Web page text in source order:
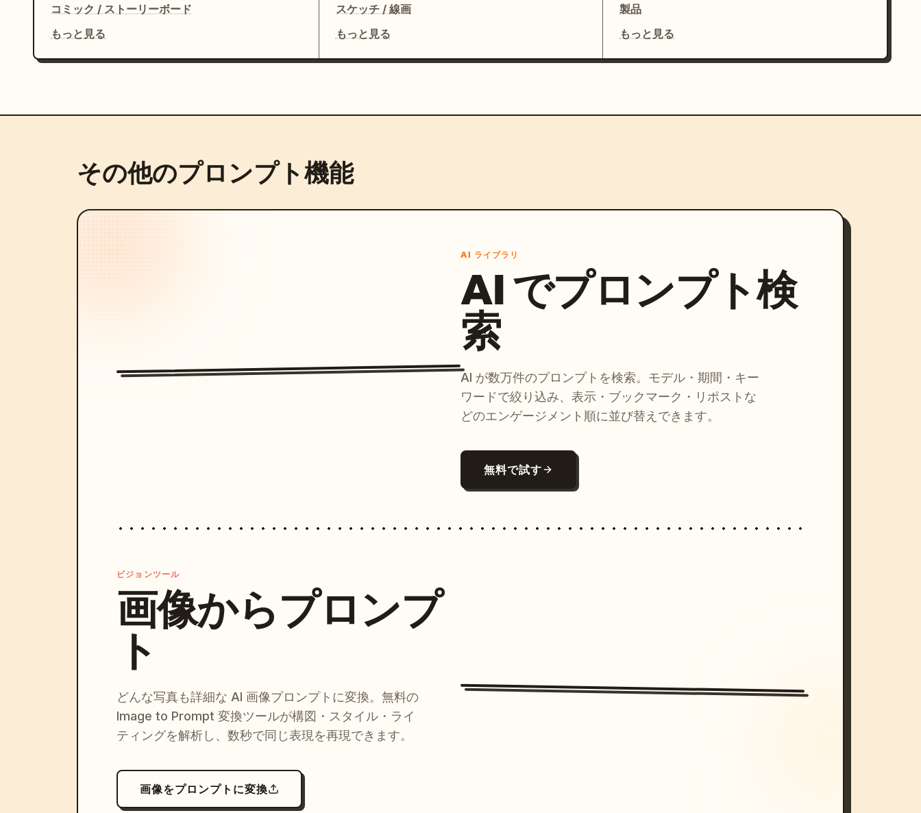
コミック / ストーリーボード
もっと見る
スケッチ / 線画
もっと見る
製品
もっと見る
その他のプロンプト機能
AI ライブラリ
AI でプロンプト検
索
AI が数万件のプロンプトを検索。モデル・期間・キー
ワードで絞り込み、表示・ブックマーク・リポストな
どのエンゲージメント順に並び替えできます。
無料で試す
ビジョンツール
画像からプロンプ
ト
どんな写真も詳細な AI 画像プロンプトに変換。無料の
Image to Prompt 変換ツールが構図・スタイル・ライ
ティングを解析し、数秒で同じ表現を再現できます。
画像をプロンプトに変換